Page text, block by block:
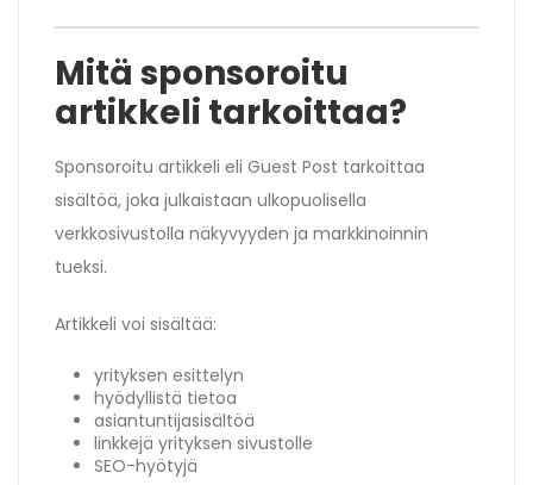
Mitä sponsoroitu
artikkeli tarkoittaa?
Sponsoroitu artikkeli eli Guest Post tarkoittaa
sisältöä, joka julkaistaan ulkopuolisella
verkkosivustolla näkyvyyden ja markkinoinnin
tueksi.
Artikkeli voi sisältää:
yrityksen esittelyn
hyödyllistä tietoa
asiantuntijasisältöä
linkkejä yrityksen sivustolle
SEO-hyötyjä